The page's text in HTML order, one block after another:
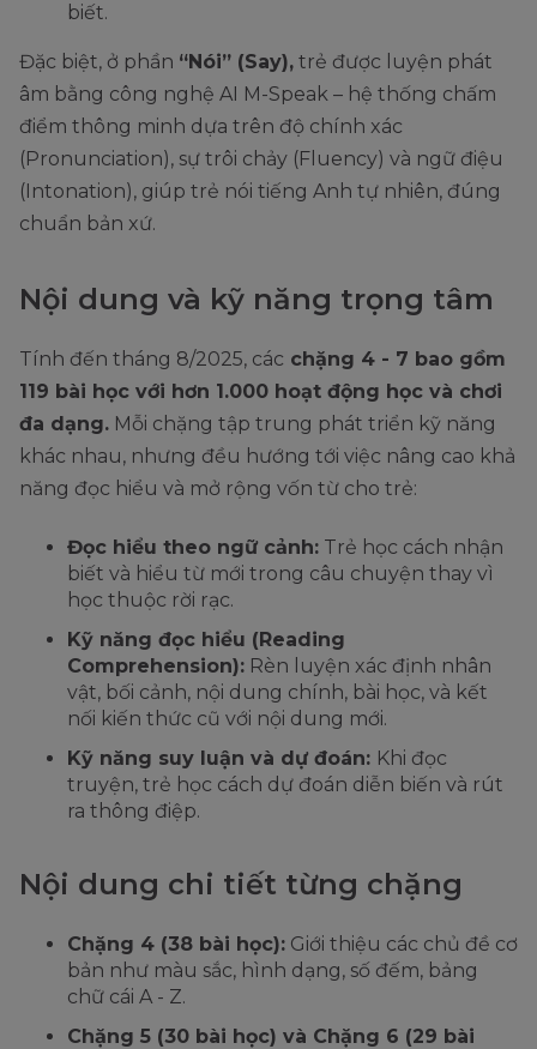
biết.
Đặc biệt, ở phần “Nói” (Say), trẻ được luyện phát
âm bằng công nghệ AI M-Speak – hệ thống chấm
điểm thông minh dựa trên độ chính xác
(Pronunciation), sự trôi chảy (Fluency) và ngữ điệu
(Intonation), giúp trẻ nói tiếng Anh tự nhiên, đúng
chuẩn bản xứ.
Nội dung và kỹ năng trọng tâm
Tính đến tháng 8/2025, các chặng 4 - 7 bao gồm
119 bài học với hơn 1.000 hoạt động học và chơi
đa dạng. Mỗi chặng tập trung phát triển kỹ năng
khác nhau, nhưng đều hướng tới việc nâng cao khả
năng đọc hiểu và mở rộng vốn từ cho trẻ:
Đọc hiểu theo ngữ cảnh: Trẻ học cách nhận
biết và hiểu từ mới trong câu chuyện thay vì
học thuộc rời rạc.
Kỹ năng đọc hiểu (Reading
Comprehension): Rèn luyện xác định nhân
vật, bối cảnh, nội dung chính, bài học, và kết
nối kiến thức cũ với nội dung mới.
Kỹ năng suy luận và dự đoán: Khi đọc
truyện, trẻ học cách dự đoán diễn biến và rút
ra thông điệp.
Nội dung chi tiết từng chặng
Chặng 4 (38 bài học): Giới thiệu các chủ đề cơ
bản như màu sắc, hình dạng, số đếm, bảng
chữ cái A - Z.
Chặng 5 (30 bài học) và Chặng 6 (29 bài